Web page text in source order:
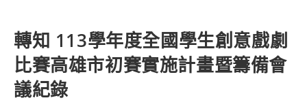
轉知 113學年度全國學生創意戲劇
比賽高雄市初賽實施計畫暨籌備會
議紀錄